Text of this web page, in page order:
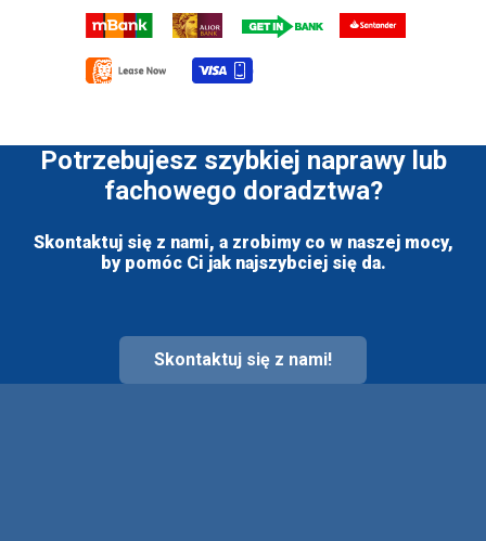
Potrzebujesz szybkiej naprawy lub
fachowego doradztwa?
Skontaktuj się z nami, a zrobimy co w naszej mocy,
by pomóc Ci jak najszybciej się da.
Skontaktuj się z nami!